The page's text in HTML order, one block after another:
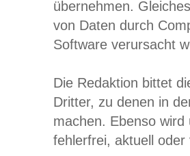
übernehmen.
von Daten durch
Software verursacht
Die Redaktion bittet
Dritter, zu denen in
machen. Ebenso
fehlerfrei, aktuell oder